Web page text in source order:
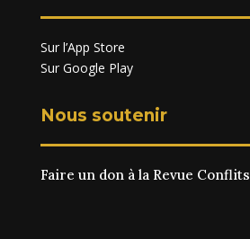
Sur l’App Store
Sur Google Play
Nous soutenir
Faire un don à la Revue Conflits